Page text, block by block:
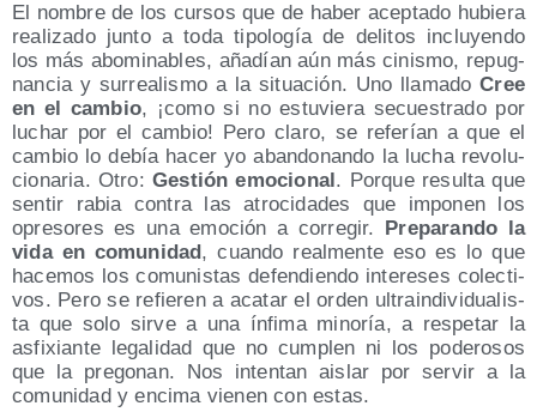
El nom­bre de los cur­sos que de haber acep­ta­do hubie­ra
rea­li­za­do jun­to a toda tipo­lo­gía de deli­tos inclu­yen­do
los más abo­mi­na­bles, aña­dían aún más cinis­mo, repug­
nan­cia y surrea­lis­mo a la situa­ción. Uno lla­ma­doCree
en el cam­bio, ¡como si no estu­vie­ra secues­tra­do por
luchar por el cam­bio! Pero cla­ro, se refe­rían a que el
cam­bio lo debía hacer yo aban­do­nan­do la lucha revo­lu­
cio­na­ria. Otro: Ges­tión emo­cio­nal. Por­que resul­ta que
sen­tir rabia con­tra las atro­ci­da­des que impo­nen los
opre­so­res es una emo­ción a corre­gir. Pre­pa­ran­do la
vida en comu­ni­dad, cuan­do real­men­te eso es lo que
hace­mos los comu­nis­tas defen­dien­do intere­ses colec­ti­
vos. Pero se refie­ren a aca­tar el orden ultra­in­di­vi­dua­lis­
ta que solo sir­ve a una ínfi­ma mino­ría, a res­pe­tar la
asfi­xian­te lega­li­dad que no cum­plen ni los pode­ro­sos
que la pre­go­nan. Nos inten­tan ais­lar por ser­vir a la
comu­ni­dad y enci­ma vie­nen con estas.